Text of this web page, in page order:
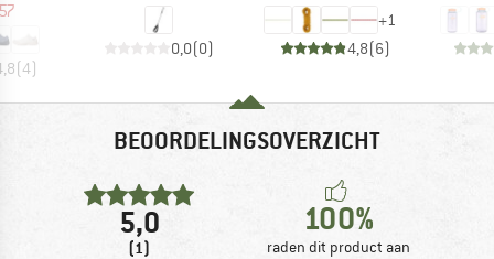
(4)
0,0(0)
+1
4,8(6)
BEOORDELINGSOVERZICHT
5,0
(1)
100%
raden dit product aan